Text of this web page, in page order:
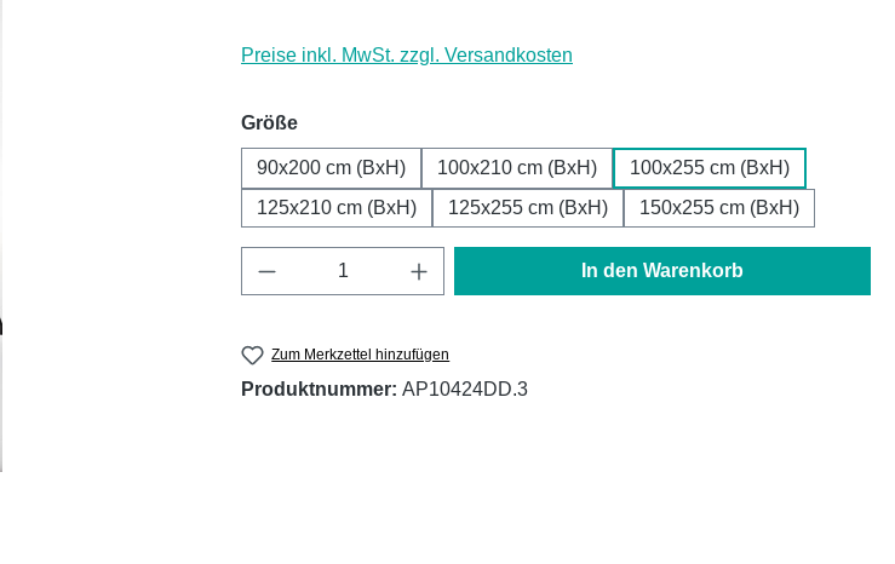
Preise inkl. MwSt. zzgl. Versandkosten
Größeauswählen
90x200 cm (BxH) 100x210 cm (BxH)
100x255 cm (BxH)
125x210 cm (BxH)
125x255 cm (BxH) 150x255 cm (BxH)
Produkt Anzahl: Gib den gewünschten Wert ein
In den Warenkorb
Zum Merkzettel hinzufügen
Produktnummer: AP10424DD.3